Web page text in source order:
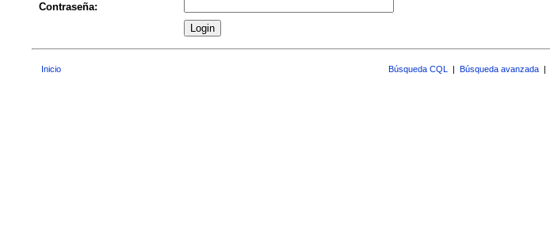
Contraseña:
Inicio Búsqueda CQL | Búsqueda avanzada |